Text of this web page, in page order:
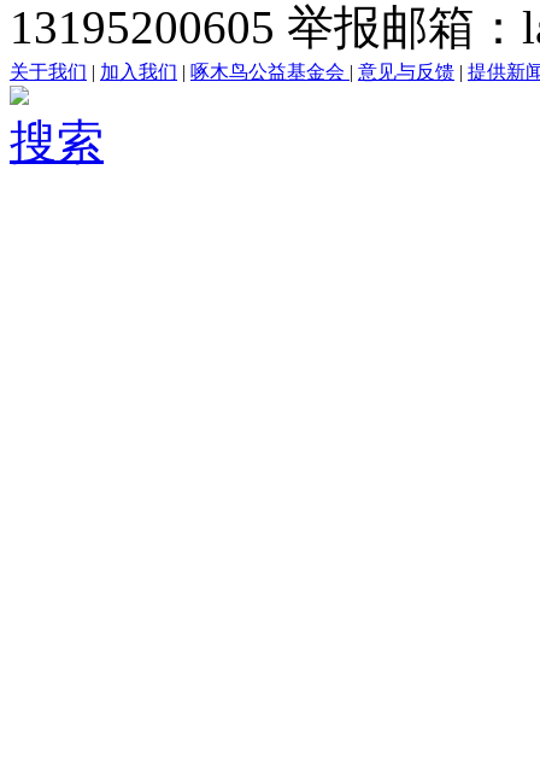
13195200605 举报邮箱
关于我们 | 加入我们 | 啄木鸟公益基金会 | 意见与反馈 | 提供新
搜索